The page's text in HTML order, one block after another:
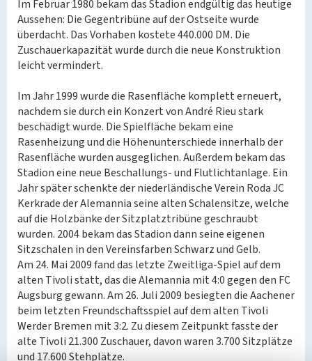
Im Februar 1980 bekam das Stadion endgültig das heutige
Aussehen: Die Gegentribüne auf der Ostseite wurde
überdacht. Das Vorhaben kostete 440.000 DM. Die
Zuschauerkapazität wurde durch die neue Konstruktion
leicht vermindert.
Im Jahr 1999 wurde die Rasenfläche komplett erneuert,
nachdem sie durch ein Konzert von André Rieu stark
beschädigt wurde. Die Spielfläche bekam eine
Rasenheizung und die Höhenunterschiede innerhalb der
Rasenfläche wurden ausgeglichen. Außerdem bekam das
Stadion eine neue Beschallungs- und Flutlichtanlage. Ein
Jahr später schenkte der niederländische Verein Roda JC
Kerkrade der Alemannia seine alten Schalensitze, welche
auf die Holzbänke der Sitzplatztribüne geschraubt
wurden. 2004 bekam das Stadion dann seine eigenen
Sitzschalen in den Vereinsfarben Schwarz und Gelb.
Am 24. Mai 2009 fand das letzte Zweitliga-Spiel auf dem
alten Tivoli statt, das die Alemannia mit 4:0 gegen den FC
Augsburg gewann. Am 26. Juli 2009 besiegten die Aachener
beim letzten Freundschaftsspiel auf dem alten Tivoli
Werder Bremen mit 3:2. Zu diesem Zeitpunkt fasste der
alte Tivoli 21.300 Zuschauer, davon waren 3.700 Sitzplätze
und 17.600 Stehplätze.